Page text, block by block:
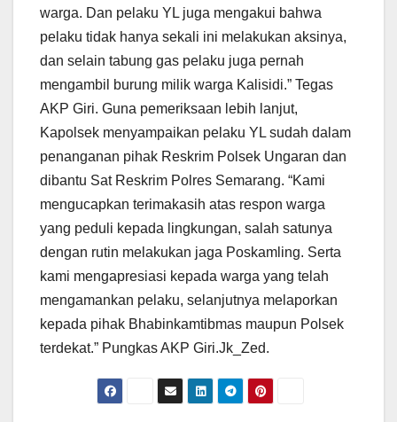
warga. Dan pelaku YL juga mengakui bahwa
pelaku tidak hanya sekali ini melakukan aksinya,
dan selain tabung gas pelaku juga pernah
mengambil burung milik warga Kalisidi.” Tegas
AKP Giri. Guna pemeriksaan lebih lanjut,
Kapolsek menyampaikan pelaku YL sudah dalam
penanganan pihak Reskrim Polsek Ungaran dan
dibantu Sat Reskrim Polres Semarang. “Kami
mengucapkan terimakasih atas respon warga
yang peduli kepada lingkungan, salah satunya
dengan rutin melakukan jaga Poskamling. Serta
kami mengapresiasi kepada warga yang telah
mengamankan pelaku, selanjutnya melaporkan
kepada pihak Bhabinkamtibmas maupun Polsek
terdekat.” Pungkas AKP Giri.Jk_Zed.